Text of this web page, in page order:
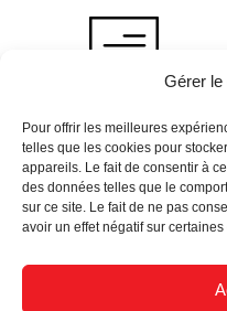
Gérer
Pour offrir les meilleures
telles que les cookies pour
appareils. Le fait de consentir à
des données telles que le
sur ce site. Le fait de ne pas
avoir un effet négatif sur
Devis sur demande